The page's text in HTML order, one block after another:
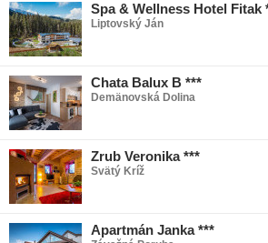
Doprava
Liptov s deťmi
Športové aktivity
Bežecké lyžovanie
Cyklistika
Spa & Wellness Hotel Fitak
Liptovský Ján
Chata Balux B ***
Demänovská Dolina
Zrub Veronika ***
Svätý Kríž
Apartmán Janka ***